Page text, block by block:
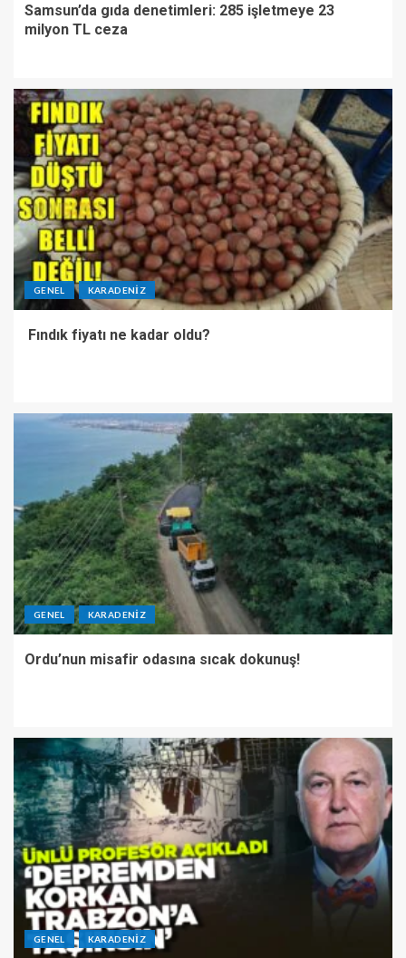
Samsun’da gıda denetimleri: 285 işletmeye 23
milyon TL ceza
GENEL KARADENIZ
Fındık fiyatı ne kadar oldu?
GENEL KARADENIZ
Ordu’nun misafir odasına sıcak dokunuş!
GENEL KARADENIZ